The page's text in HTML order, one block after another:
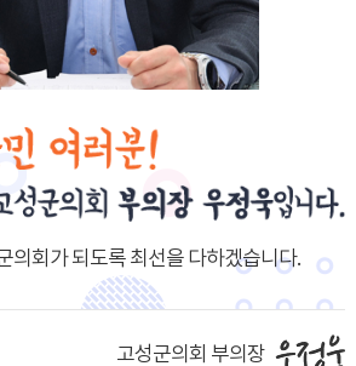
의회가 되도록 최선을 다하겠습니다.
고성군의회 부의장